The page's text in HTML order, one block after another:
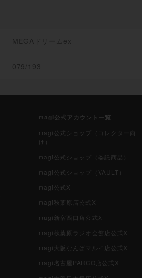
MEGAドリームex
079/193
magi公式アカウント一覧
magi公式ショップ（コレクター向
け）
magi公式ショップ（委託商品）
magi公式ショップ（VAULT）
magi公式X
magi秋葉原店公式X
magi新宿西口店公式X
magi秋葉原ラジオ会館店公式X
magi大阪なんばマルイ店公式X
magi名古屋PARCO店公式X